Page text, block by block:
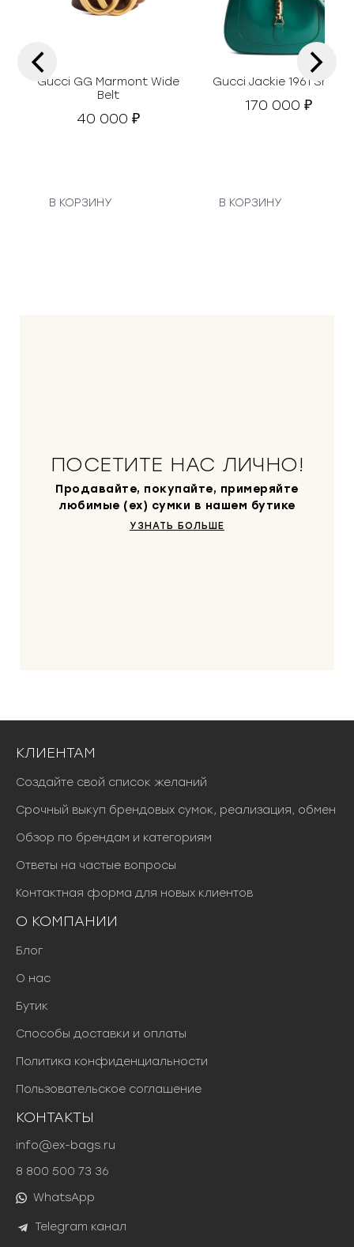
Gucci GG Marmont Wide
Belt
40 000₽
В КОРЗИНУ
Gucci Jackie 1961 Small
170 000 ₽
В КОРЗИНУ
‹ ›
ПОСЕТИТЕ НАС ЛИЧНО!
Продавайте, покупайте, примеряйте
любимые (ex) сумки в нашем бутике
УЗНАТЬ БОЛЬШЕ
КЛИЕНТАМ
Создайте свой список желаний
Срочный выкуп брендовых сумок, реализация, обмен
Обзор по брендам и категориям
Ответы на частые вопросы
Контактная форма для новых клиентов
О КОМПАНИИ
Блог
О нас
Бутик
Способы доставки и оплаты
Политика конфиденциальности
Пользовательское соглашение
КОНТАКТЫ
info@ex-bags.ru
8 800 500 73 36
WhatsApp
Telegram канал